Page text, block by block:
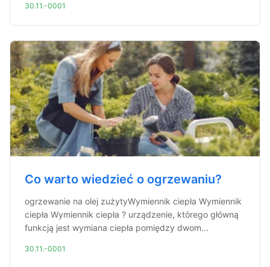
30.11.-0001
Co warto wiedzieć o ogrzewaniu?
ogrzewanie na olej zużytyWymiennik ciepła Wymiennik
ciepła Wymiennik ciepła ? urządzenie, którego główną
funkcją jest wymiana ciepła pomiędzy dwom...
30.11.-0001